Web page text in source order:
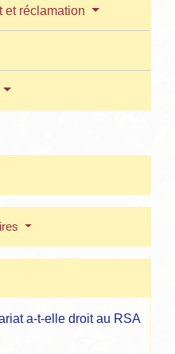
et réclamation
a-t-elle droit au RSA